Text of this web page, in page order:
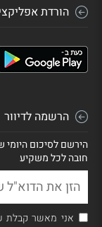
הורדת
הרשמה לדיוור
הירשם לסיכום היומי
חובה לכל משקיע
אני מאשר קבלת